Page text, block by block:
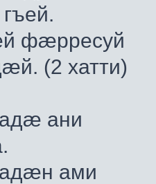
фæрресуй
(2 хатти)
ани
ами